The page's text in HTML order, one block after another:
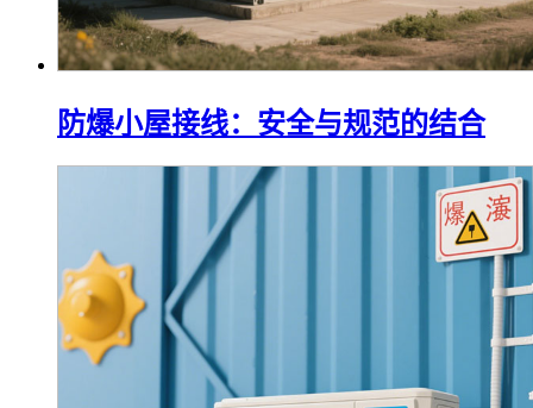
防爆小屋接线：安全与规范的结合